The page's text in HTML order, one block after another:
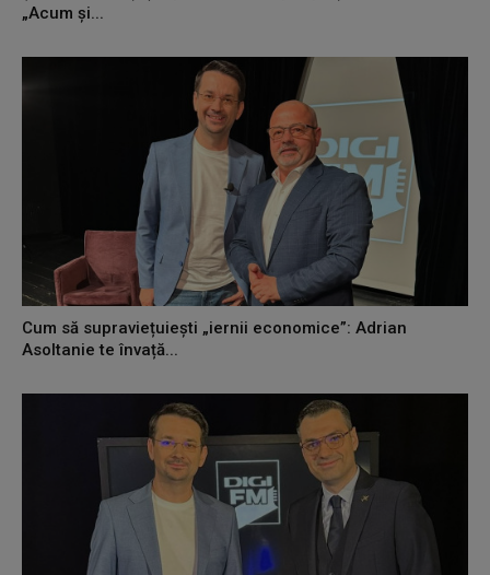
„Acum și...
Cum să supraviețuiești „iernii economice”: Adrian
Asoltanie te învață...